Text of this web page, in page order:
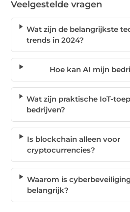
Veelgestelde vragen
Wat zijn de belangrijkste
trends in 2024?
Hoe kan AI mijn
Wat zijn praktische IoT-
bedrijven?
Is blockchain alleen voor
cryptocurrencies?
Waarom is
belangrijk?